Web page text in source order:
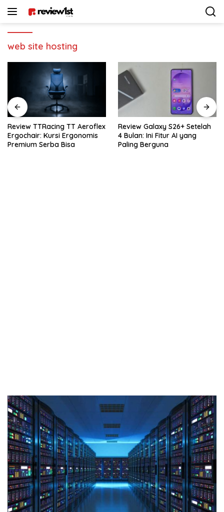
web site hosting
Review Galaxy S26+ Setelah
4 Bulan: Ini Fitur AI yang
Paling Berguna
Review Sennheiser MKE 400:
Rekomendasi Mic Vlogger
Terbaik Buat Kamera & HP